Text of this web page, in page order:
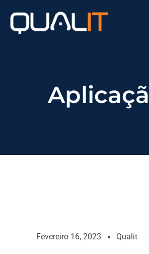
Fevereiro 16, 2023 Qualit